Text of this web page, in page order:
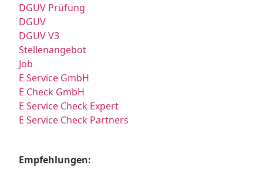
DGUV Prüfung
DGUV
DGUV V3
Stellenangebot
Job
E Service GmbH
E Check GmbH
E Service Check Expert
E Service Check Partners
Empfehlungen: